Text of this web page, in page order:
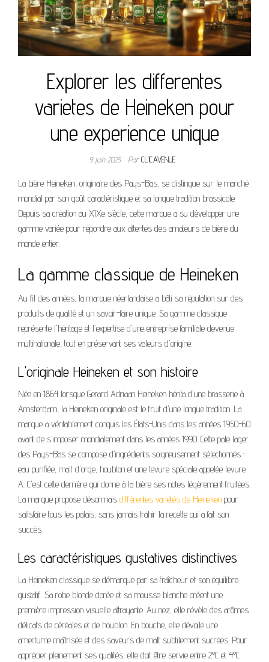
Explorer les differentes
varietes de Heineken pour
une experience unique
9 juin 2025 ParCLICAVENUE
La bière Heineken, originaire des Pays-Bas, se distingue sur le marché
mondial par son goût caractéristique et sa longue tradition brassicole.
Depuis sa création au XIXe siècle, cette marque a su développer une
gamme variée pour répondre aux attentes des amateurs de bière du
monde entier.
La gamme classique de Heineken
Au fil des années, la marque néerlandaise a bâti sa réputation sur des
produits de qualité et un savoir-faire unique. Sa gamme classique
représente l'héritage et l'expertise d'une entreprise familiale devenue
multinationale, tout en préservant ses valeurs d'origine.
L'originale Heineken et son histoire
Née en 1864 lorsque Gerard Adriaan Heineken hérita d'une brasserie à
Amsterdam, la Heineken originale est le fruit d'une longue tradition. La
marque a véritablement conquis les États-Unis dans les années 1950-60
avant de s'imposer mondialement dans les années 1990. Cette pale lager
des Pays-Bas se compose d'ingrédients soigneusement sélectionnés :
eau purifiée, malt d'orge, houblon et une levure spéciale appelée levure
A. C'est cette dernière qui donne à la bière ses notes légèrement fruitées.
La marque propose désormais différentes variétés de Heineken pour
satisfaire tous les palais, sans jamais trahir la recette qui a fait son
succès.
Les caractéristiques gustatives distinctives
La Heineken classique se démarque par sa fraîcheur et son équilibre
gustatif. Sa robe blonde dorée et sa mousse blanche créent une
première impression visuelle attrayante. Au nez, elle révèle des arômes
délicats de céréales et de houblon. En bouche, elle dévoile une
amertume maîtrisée et des saveurs de malt subtilement sucrées. Pour
apprécier pleinement ses qualités, elle doit être servie entre 2°C et 4°C.